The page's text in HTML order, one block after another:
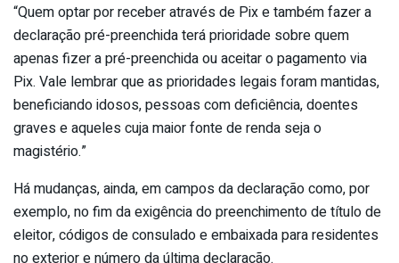
“Quem optar por receber através de Pix e também fazer a
declaração pré-preenchida terá prioridade sobre quem
apenas fizer a pré-preenchida ou aceitar o pagamento via
Pix. Vale lembrar que as prioridades legais foram mantidas,
beneficiando idosos, pessoas com deficiência, doentes
graves e aqueles cuja maior fonte de renda seja o
magistério.”
Há mudanças, ainda, em campos da declaração como, por
exemplo, no fim da exigência do preenchimento de título de
eleitor, códigos de consulado e embaixada para residentes
no exterior e número da última declaração.